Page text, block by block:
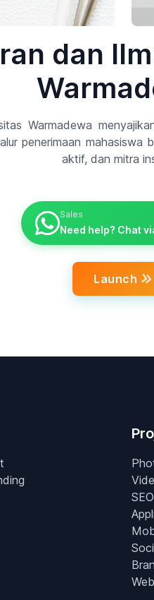
dan
Warmadewa
penerimaan
aktif, dan mitra
Sales
Need help? Chat
Launch